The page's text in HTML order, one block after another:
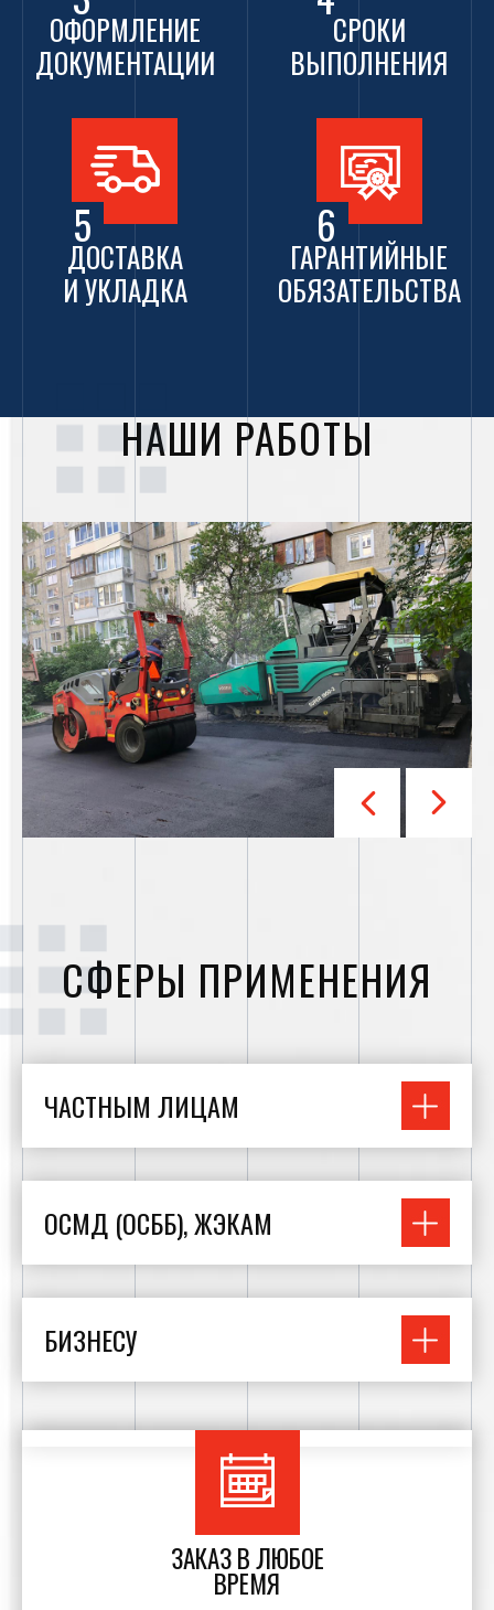
ОФОРМЛЕНИЕ
ДОКУМЕНТАЦИИ
СРОКИ
ВЫПОЛНЕНИЯ
5
ДОСТАВКА
И УКЛАДКА
6
ГАРАНТИЙНЫЕ
ОБЯЗАТЕЛЬСТВА
НАШИ РАБОТЫ
СФЕРЫ ПРИМЕНЕНИЯ
ЧАСТНЫМ ЛИЦАМ
ОСМД (ОСББ), ЖЭКАМ
БИЗНЕСУ
ЗАКАЗ В ЛЮБОЕ
ВРЕМЯ